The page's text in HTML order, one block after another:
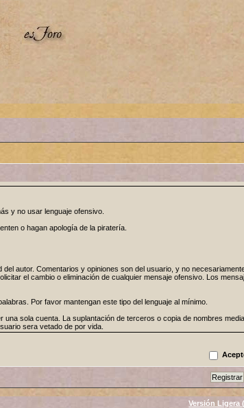
y no usar lenguaje ofensivo.
o hagan apología de la piratería.
del autor. Comentarios y opiniones son del usuario, y no
el cambio o eliminación de cualquier mensaje ofensivo. Los
Por favor mantengan este tipo del lenguaje al mínimo.
una sola cuenta. La suplantación de terceros o copia de nombres
sera vetado de por vida.
producto o servicio con el propósito de ganancias comerciales sin el
el foro correcto. Se deberá tomar el tiempo para mirar las
Versión Ligera